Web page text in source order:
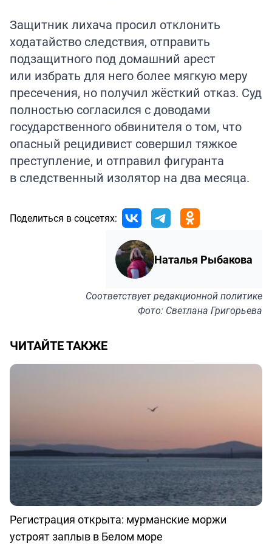
Защитник лихача просил отклонить
ходатайство следствия, отправить
подзащитного под домашний арест
или избрать для него более мягкую меру
пресечения, но получил жёсткий отказ. Суд
полностью согласился с доводами
государственного обвинителя о том, что
опасный рецидивист совершил тяжкое
преступление, и отправил фигуранта
в следственный изолятор на два месяца.
Поделиться в соцсетях:
Наталья Рыбакова
Соответствуетредакционной политике
Фото: Светлана Григорьева
ЧИТАЙТЕ ТАКЖЕ
Регистрация открыта: мурманские моржи
устроят заплыв в Белом море